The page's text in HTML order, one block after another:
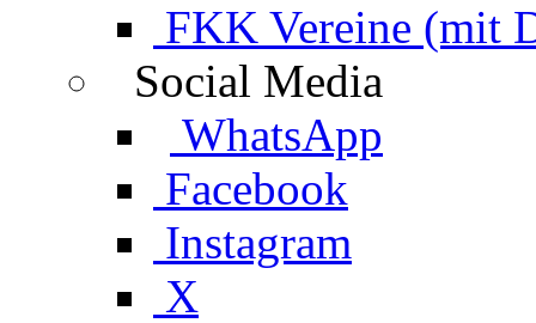
FKK Vereine (mit
Social Media
WhatsApp
Facebook
Instagram
X